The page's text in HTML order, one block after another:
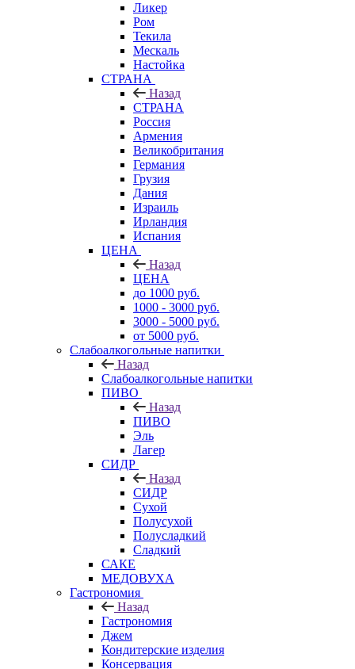
Ликер
Ром
Текила
Мескаль
Настойка
СТРАНА
Назад
СТРАНА
Россия
Армения
Великобритания
Германия
Грузия
Дания
Израиль
Ирландия
Испания
ЦЕНА
Назад
ЦЕНА
до 1000 руб.
1000 - 3000 руб.
3000 - 5000 руб.
от 5000 руб.
Слабоалкогольные напитки
Назад
Слабоалкогольные напитки
ПИВО
Назад
ПИВО
Эль
Лагер
СИДР
Назад
СИДР
Сухой
Полусухой
Полусладкий
Сладкий
САКЕ
МЕДОВУХА
Гастрономия
Назад
Гастрономия
Джем
Кондитерские изделия
Консервация